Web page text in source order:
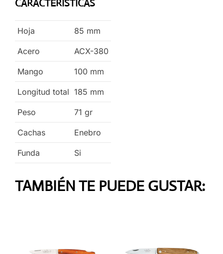
CARACTERÍSTICAS
Hoja 85 mm
Acero ACX-380
Mango 100 mm
Longitud total 185 mm
Peso 71 gr
Cachas Enebro
Funda Si
TAMBIÉN TE PUEDE GUSTAR: